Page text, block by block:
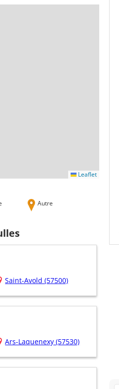
Leaflet
Autre
Saint-Avold (57500)
Ars-Laquenexy (57530)